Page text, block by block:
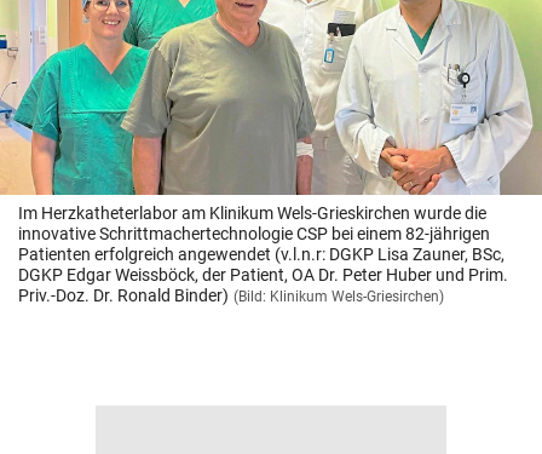
Im Herzkatheterlabor am Klinikum Wels-Grieskirchen wurde die
innovative Schrittmachertechnologie CSP bei einem 82-jährigen
Patienten erfolgreich angewendet (v.l.n.r: DGKP Lisa Zauner, BSc,
DGKP Edgar Weissböck, der Patient, OA Dr. Peter Huber und Prim.
Priv.-Doz. Dr. Ronald Binder) (Bild: Klinikum Wels-Griesirchen)